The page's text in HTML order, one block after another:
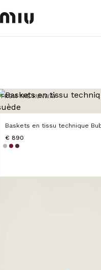
FROM THE RUNWAY
Baskets en tissu technique
€ 890